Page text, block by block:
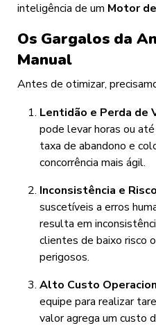
inteligência de um Motor
Os Gargalos da
Manual
Antes de otimizar,
Lentidão e Perda de
pode levar horas ou
taxa de abandono e
concorrência mais ágil.
Inconsistência e
suscetíveis a erros
resulta em
clientes de baixo risco
perigosos.
Alto Custo
equipe para realizar
valor agrega um custo